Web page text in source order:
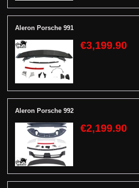
Aleron Porsche 991
€3,199.90
Aleron Porsche 992
€2,199.90